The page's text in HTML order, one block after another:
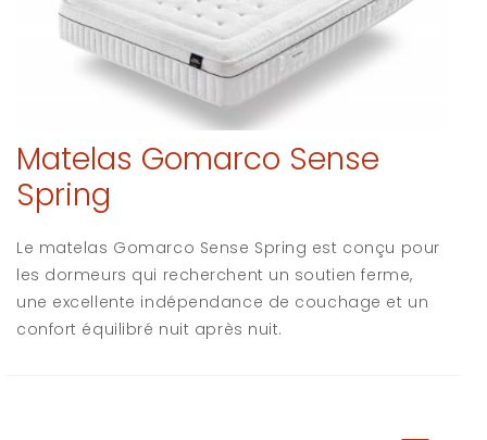
Matelas Gomarco Sense
Spring
Le matelas Gomarco Sense Spring est conçu pour
les dormeurs qui recherchent un soutien ferme,
une excellente indépendance de couchage et un
confort équilibré nuit après nuit.